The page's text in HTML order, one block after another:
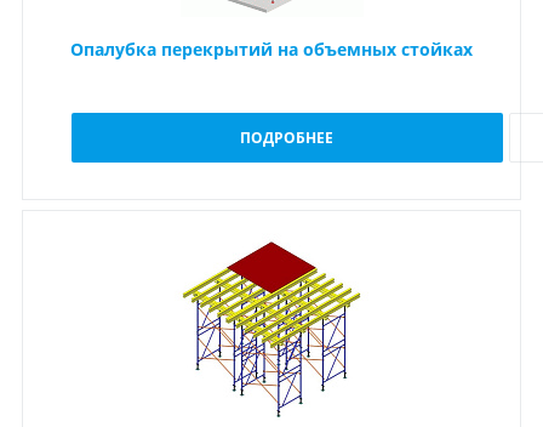
Опалубка перекрытий на объемных стойках
ПОДРОБНЕЕ